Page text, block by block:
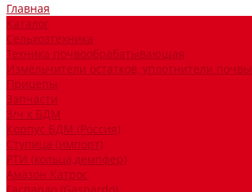
Главная
Каталог
Сельхозтехника
Техника почвообрабатывающая
Измельчители остатков, уплотнители почвы
Прицепы
Запчасти
З/ч к БДМ
Корпус БДМ (Россия)
Ступица (импорт)
РТИ (кольца,демпфер)
Амазон Катрос